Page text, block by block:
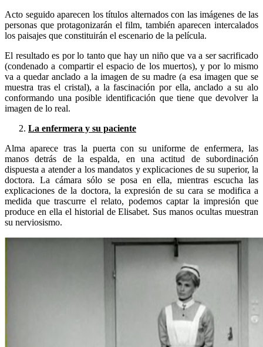
Acto seguido aparecen los títulos alternados con las imágenes de las
personas que protagonizarán el film, también aparecen intercalados
los paisajes que constituirán el escenario de la película.
El resultado es por lo tanto que hay un niño que va a ser sacrificado
(condenado a compartir el espacio de los muertos), y por lo mismo
va a quedar anclado a la imagen de su madre (a esa imagen que se
muestra tras el cristal), a la fascinación por ella, anclado a su alo
conformando una posible identificación que tiene que devolver la
imagen de lo real.
La enfermera y su paciente
Alma aparece tras la puerta con su uniforme de enfermera, las
manos detrás de la espalda, en una actitud de subordinación
dispuesta a atender a los mandatos y explicaciones de su superior, la
doctora. La cámara sólo se posa en ella, mientras escucha las
explicaciones de la doctora, la expresión de su cara se modifica a
medida que trascurre el relato, podemos captar la impresión que
produce en ella el historial de Elisabet. Sus manos ocultas muestran
su nerviosismo.